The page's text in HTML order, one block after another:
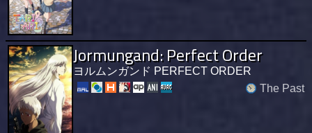
Jormungand: Perfect Order
ヨルムンガンド PERFECT ORDER
The Past